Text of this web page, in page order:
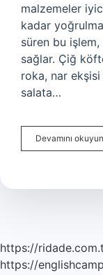
malzemeler
kadar
süren bu
sağlar. Çiğ
roka, nar
salata…
Devamını okuyun
https://
https://